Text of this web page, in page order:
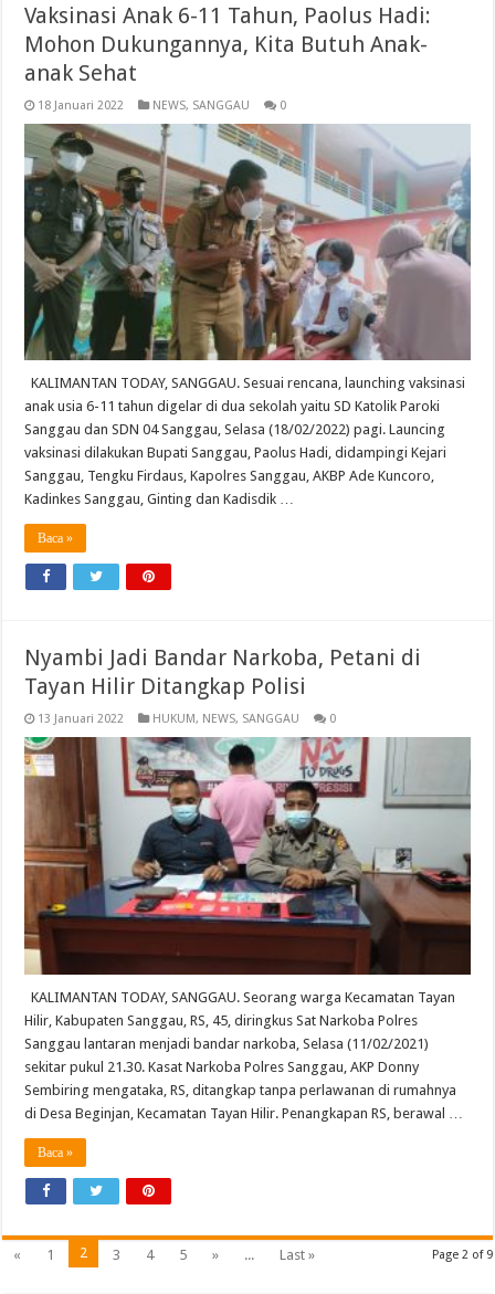
Vaksinasi Anak 6-11 Tahun, Paolus Hadi:
Mohon Dukungannya, Kita Butuh Anak-
anak Sehat
18 Januari 2022 NEWS, SANGGAU 0
KALIMANTAN TODAY, SANGGAU. Sesuai rencana, launching vaksinasi
anak usia 6-11 tahun digelar di dua sekolah yaitu SD Katolik Paroki
Sanggau dan SDN 04 Sanggau, Selasa (18/02/2022) pagi. Launcing
vaksinasi dilakukan Bupati Sanggau, Paolus Hadi, didampingi Kejari
Sanggau, Tengku Firdaus, Kapolres Sanggau, AKBP Ade Kuncoro,
Kadinkes Sanggau, Ginting dan Kadisdik …
Baca »
Nyambi Jadi Bandar Narkoba, Petani di
Tayan Hilir Ditangkap Polisi
13 Januari 2022 HUKUM, NEWS, SANGGAU 0
KALIMANTAN TODAY, SANGGAU. Seorang warga Kecamatan Tayan
Hilir, Kabupaten Sanggau, RS, 45, diringkus Sat Narkoba Polres
Sanggau lantaran menjadi bandar narkoba, Selasa (11/02/2021)
sekitar pukul 21.30. Kasat Narkoba Polres Sanggau, AKP Donny
Sembiring mengataka, RS, ditangkap tanpa perlawanan di rumahnya
di Desa Beginjan, Kecamatan Tayan Hilir. Penangkapan RS, berawal …
Baca »
Page 2 of 9
« 1 2 3 4 5 » ... Last »